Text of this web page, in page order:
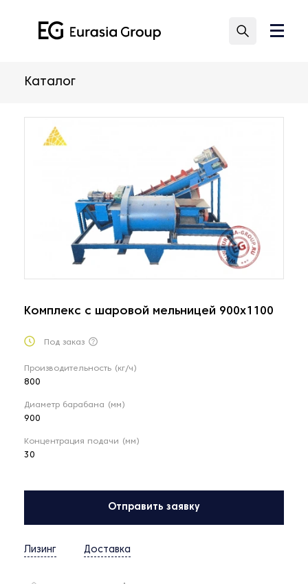
Каталог
Комплекс с шаровой мельницей 900х1100
Под заказ
Производительность (кг/ч)
800
Диаметр барабана (мм)
900
Концентрация подачи (мм)
30
Отправить заявку
Лизинг Доставка